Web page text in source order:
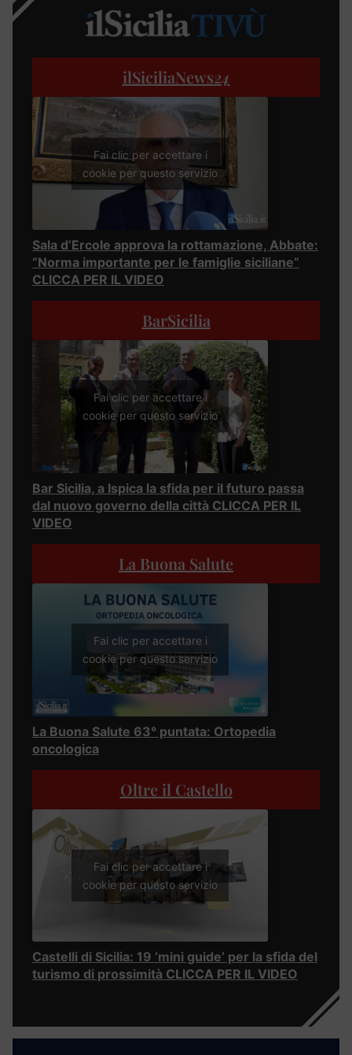
ilSiciliaNews24
Fai clic per accettare i
cookie per questo servizio
Sala d’Ercole approva la rottamazione, Abbate:
“Norma importante per le famiglie siciliane”
CLICCA PER IL VIDEO
BarSicilia
Fai clic per accettare i
cookie per questo servizio
Bar Sicilia, a Ispica la sfida per il futuro passa
dal nuovo governo della città CLICCA PER IL
VIDEO
La Buona Salute
Fai clic per accettare i
cookie per questo servizio
La Buona Salute 63° puntata: Ortopedia
oncologica
Oltre il Castello
Fai clic per accettare i
cookie per questo servizio
Castelli di Sicilia: 19 ‘mini guide’ per la sfida del
turismo di prossimità CLICCA PER IL VIDEO